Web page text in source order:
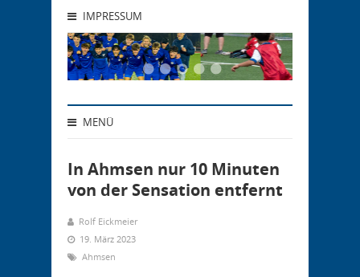
IMPRESSUM
MENÜ
In Ahmsen nur 10 Minuten
von der Sensation entfernt
Rolf Eickmeier
19. März 2023
Ahmsen